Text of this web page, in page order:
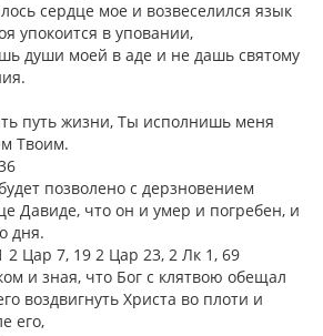
сердце мое и возвеселился язык
упокоится в уповании,
души моей в аде и не дашь святому
путь жизни, Ты исполнишь меня
Твоим.
позволено с дерзновением
Давиде, что он и умер и погребен, и
дня.
2 Цар 7, 19 2 Цар 23, 2 Лк 1, 69
и зная, что Бог с клятвою обещал
воздвигнуть Христа во плоти и
его,